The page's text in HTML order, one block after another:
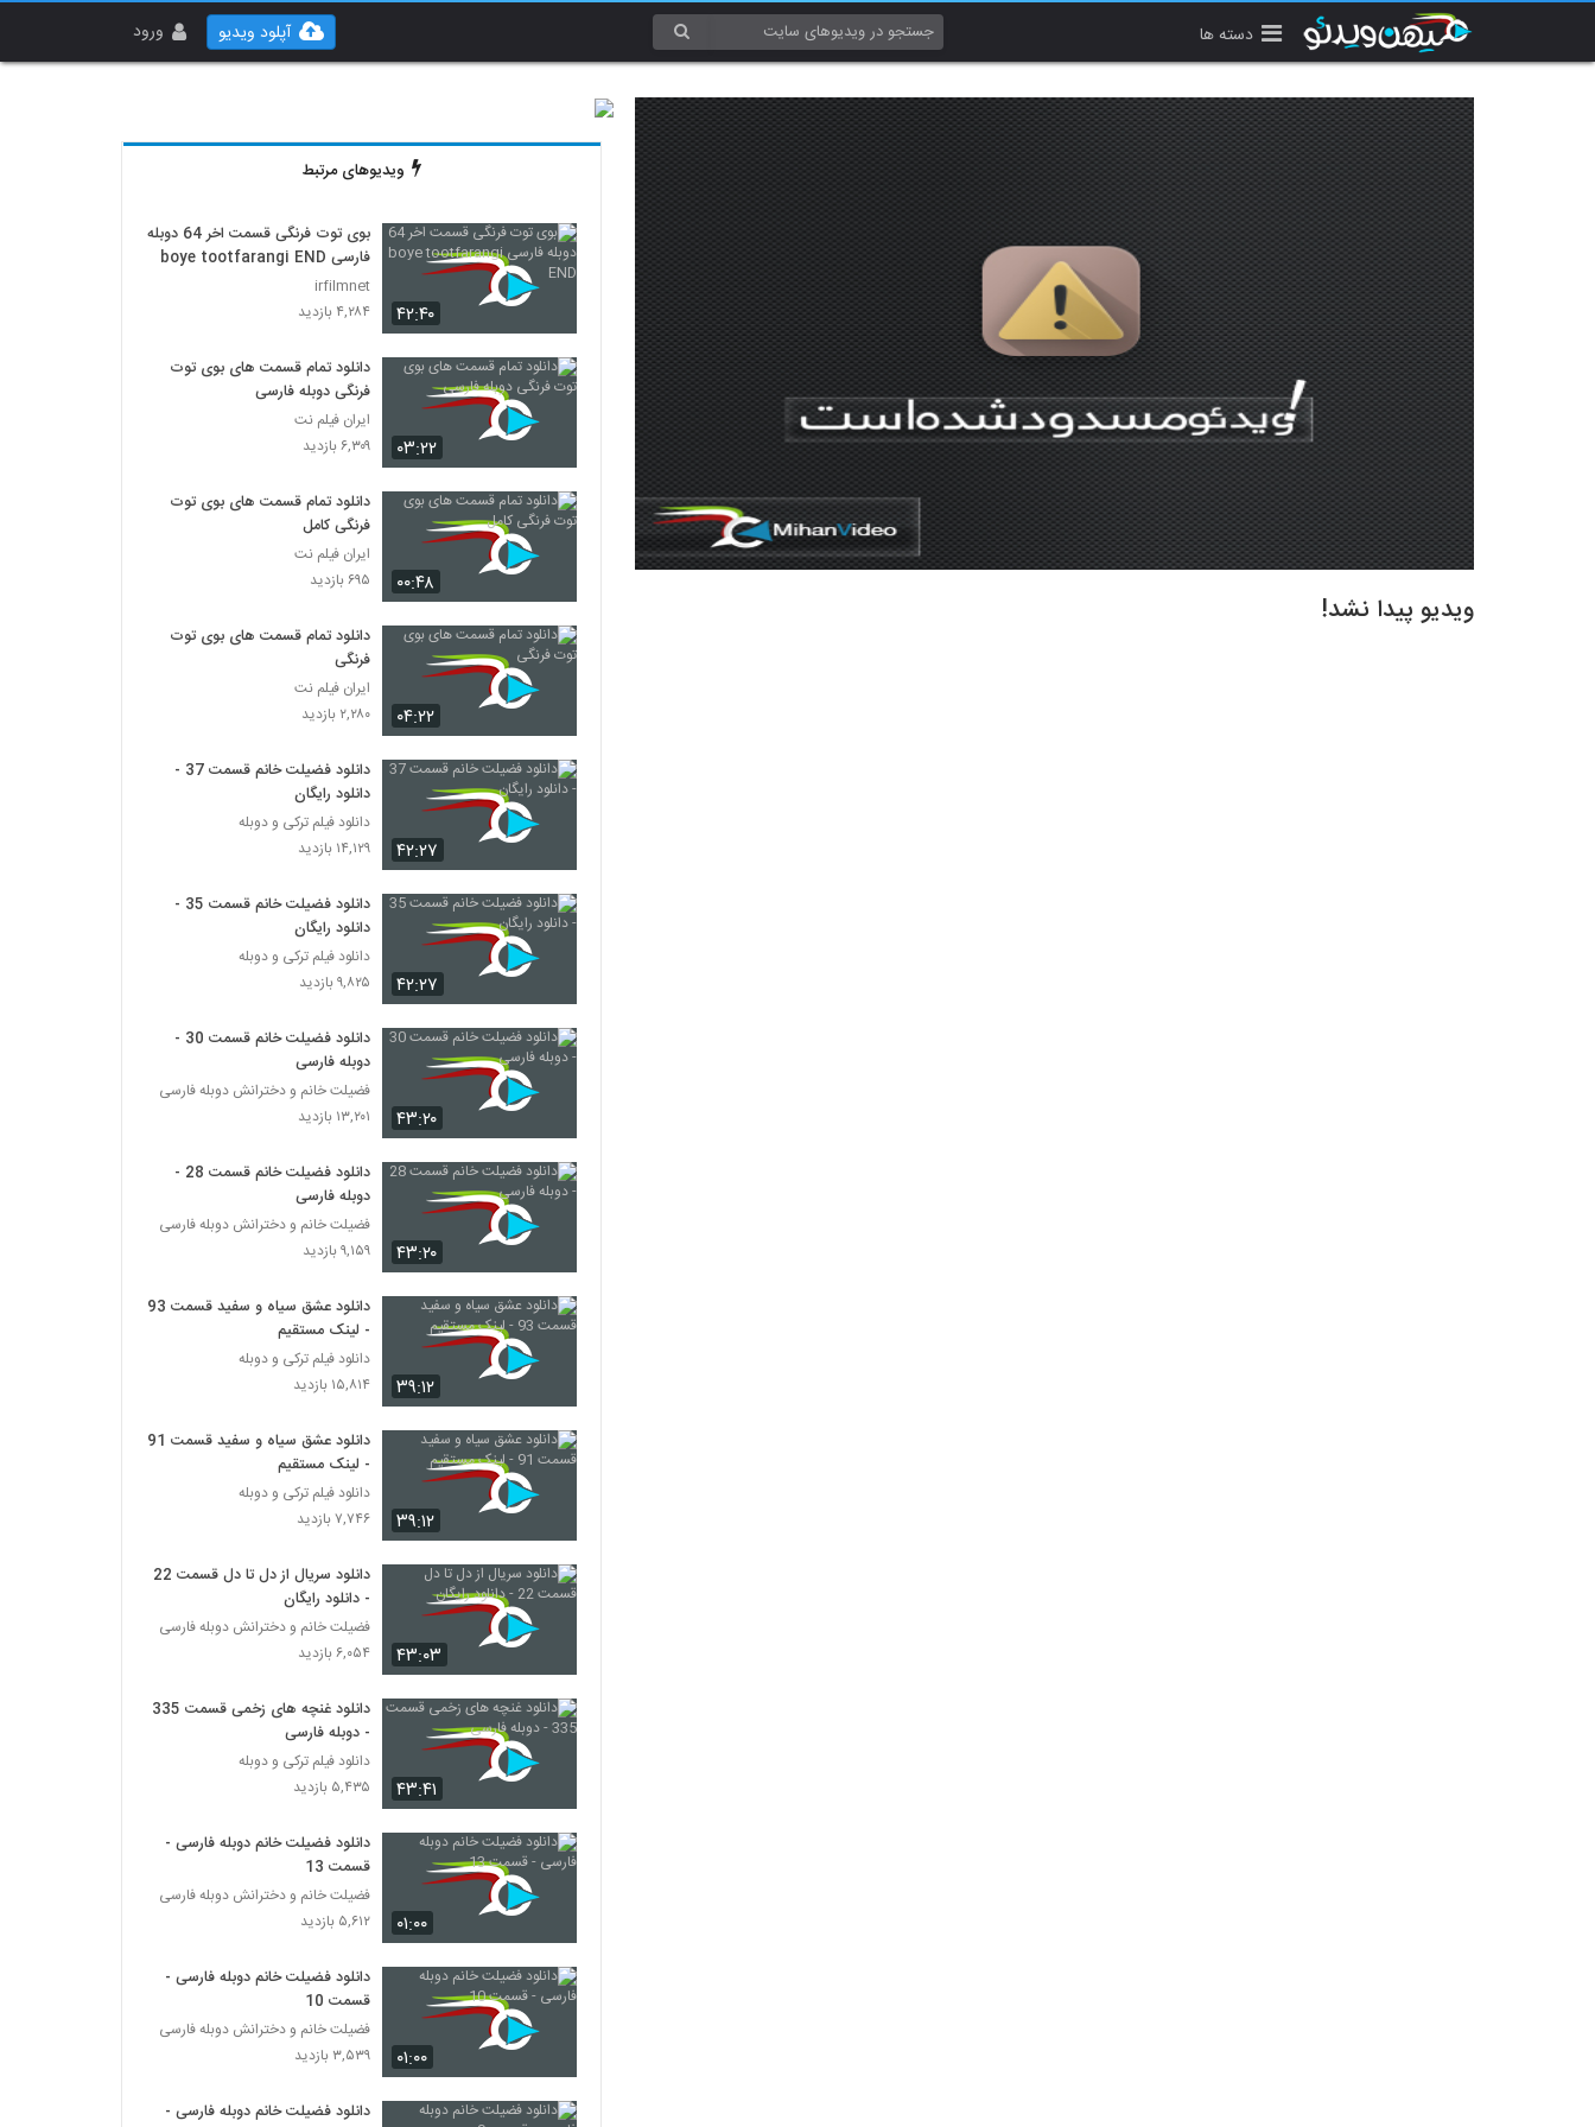
دسته ها ورود آپلود ویدیو
ویدیو پیدا نشد!
ویدیوهای مرتبط
۴۲:۴۰
بوی توت فرنگی قسمت اخر 64 دوبله
فارسی boye tootfarangi END
irfilmnet
۴,۲۸۴ بازدید
۰۳:۲۲
دانلود تمام قسمت های بوی توت
فرنگی دوبله فارسی
ایران فیلم نت
۶,۳۰۹ بازدید
۰۰:۴۸
دانلود تمام قسمت های بوی توت
فرنگی کامل
ایران فیلم نت
۶۹۵ بازدید
۰۴:۲۲
دانلود تمام قسمت های بوی توت
فرنگی
ایران فیلم نت
۲,۲۸۰ بازدید
۴۲:۲۷
دانلود فضیلت خانم قسمت 37 -
دانلود رایگان
دانلود فیلم ترکی و دوبله
۱۴,۱۲۹ بازدید
۴۲:۲۷
دانلود فضیلت خانم قسمت 35 -
دانلود رایگان
دانلود فیلم ترکی و دوبله
۹,۸۲۵ بازدید
۴۳:۲۰
دانلود فضیلت خانم قسمت 30 -
دوبله فارسی
فضیلت خانم و دخترانش دوبله فارسی
۱۳,۲۰۱ بازدید
۴۳:۲۰
دانلود فضیلت خانم قسمت 28 -
دوبله فارسی
فضیلت خانم و دخترانش دوبله فارسی
۹,۱۵۹ بازدید
۳۹:۱۲
دانلود عشق سیاه و سفید قسمت 93
- لینک مستقیم
دانلود فیلم ترکی و دوبله
۱۵,۸۱۴ بازدید
۳۹:۱۲
دانلود عشق سیاه و سفید قسمت 91
- لینک مستقیم
دانلود فیلم ترکی و دوبله
۷,۷۴۶ بازدید
۴۳:۰۳
دانلود سریال از دل تا دل قسمت 22
- دانلود رایگان
فضیلت خانم و دخترانش دوبله فارسی
۶,۰۵۴ بازدید
۴۳:۴۱
دانلود غنچه های زخمی قسمت 335
- دوبله فارسی
دانلود فیلم ترکی و دوبله
۵,۴۳۵ بازدید
۰۱:۰۰
دانلود فضیلت خانم دوبله فارسی -
قسمت 13
فضیلت خانم و دخترانش دوبله فارسی
۵,۶۱۲ بازدید
۰۱:۰۰
دانلود فضیلت خانم دوبله فارسی -
قسمت 10
فضیلت خانم و دخترانش دوبله فارسی
۳,۵۳۹ بازدید
دانلود فضیلت خانم دوبله فارسی -